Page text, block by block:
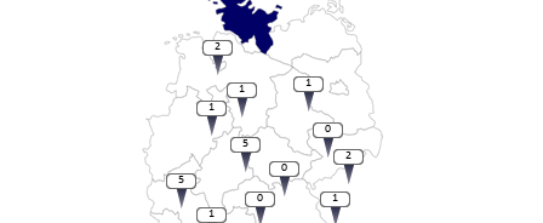
1
2
5
0
0
1
1
2
1
5
1
0